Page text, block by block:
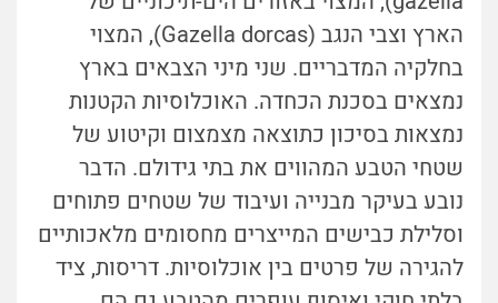
הארץ וצבי הנגב (Gazella dorcas), המצוי
בחלקיה המדבריים. שני מיני הצבאים בארץ
נמצאים בסכנת הכחדה. האוכלוסיות הקטנות
נמצאות בסיכון כתוצאה מצמצום וקיטוע של
שטחי הטבע המהווים את בתי גידולם. הדבר
נובע בעיקר מבנייה ועיבוד של שטחים פתוחים
וסלילת כבישים המייצרים מחסומים מלאכותיים
להגירה של פרטים בין אוכלוסיות. דריסות, ציד